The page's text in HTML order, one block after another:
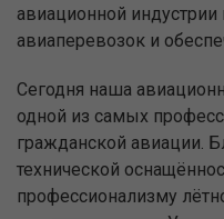
авиационной
авиаперевозок и
Сегодня наша
одной из самых
гражданской авиации.
технической
профессионализму